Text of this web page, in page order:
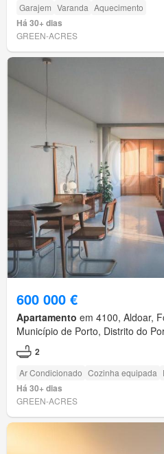
Garajem Varanda Aquecimento
Há 30+ dias
GREEN-ACRES
600 000 €
Apartamento em 4100, Aldoar,
Município de Porto, Distrito do
2
Ar Condicionado Cozinha equipada
Há 30+ dias
GREEN-ACRES